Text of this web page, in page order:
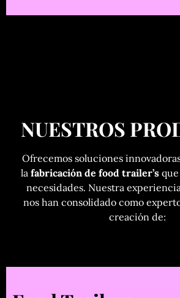
NUESTROS
Ofrecemos soluciones
la fabricación de food trailer’sque
necesidades. Nuestra
nos han consolidado como
creación de: